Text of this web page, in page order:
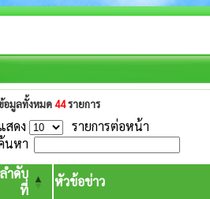
อมูลทั้งหมด 44รายการ
สดง
รายการต่อหน้า
นหา
ลำดับ
ที่
หัวข้อข่าว